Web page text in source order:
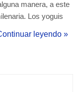
manera, a este
Los yoguis
humana, "la esp...
leyendo »